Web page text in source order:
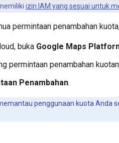
izin IAM yang sesuai untuk
permintaan penambahan
buka Google Maps
permintaan penambahan
Penambahan.
penggunaan kuota Anda